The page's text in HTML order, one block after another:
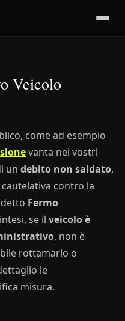
Veicolo
come ad esempio
vanta nei vostri
un debito non saldato,
contro la
Fermo
se il veicolo è
, non è
rottamarlo o
le
misura.